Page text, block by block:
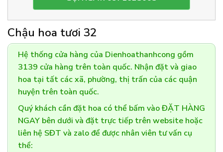
Chậu hoa tươi 32
Hệ thống cửa hàng của Dienhoathanhcong gồm
3139 cửa hàng trên toàn quốc. Nhận đặt và giao
hoa tại tất các xã, phường, thị trấn của các quận
huyện trên toàn quốc.
Quý khách cần đặt hoa có thể bấm vào ĐẶT HÀNG
NGAY bên dưới và đặt trực tiếp trên website hoặc
liên hệ SĐT và zalo để được nhân viên tư vấn cụ
thể: